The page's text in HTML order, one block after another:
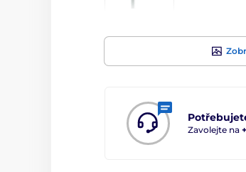
Zavolejte na